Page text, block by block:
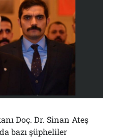
Doç. Dr. Sinan Ateş
bazı şüpheliler